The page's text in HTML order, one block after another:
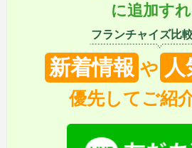
に追加す
フランチャイズ比
新着情報 や
優先してご紹